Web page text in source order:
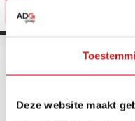
Deze website maakt